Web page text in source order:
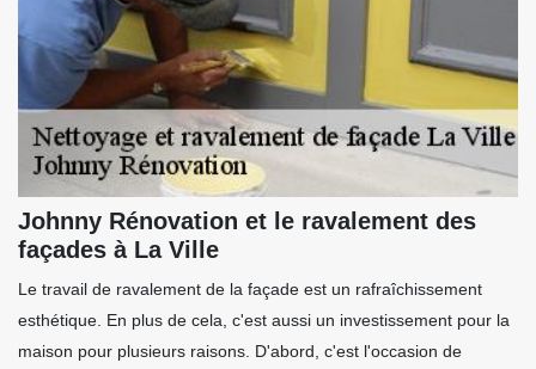
Johnny Rénovation et le ravalement des
façades à La Ville
Le travail de ravalement de la façade est un rafraîchissement
esthétique. En plus de cela, c'est aussi un investissement pour la
maison pour plusieurs raisons. D'abord, c'est l'occasion de